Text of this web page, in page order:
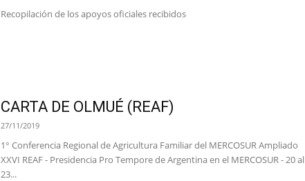
Recopilación de los apoyos oficiales recibidos
CARTA DE OLMUÉ (REAF)
27/11/2019
1° Conferencia Regional de Agricultura Familiar del MERCOSUR Ampliado
XXVI REAF - Presidencia Pro Tempore de Argentina en el MERCOSUR - 20 al
23...